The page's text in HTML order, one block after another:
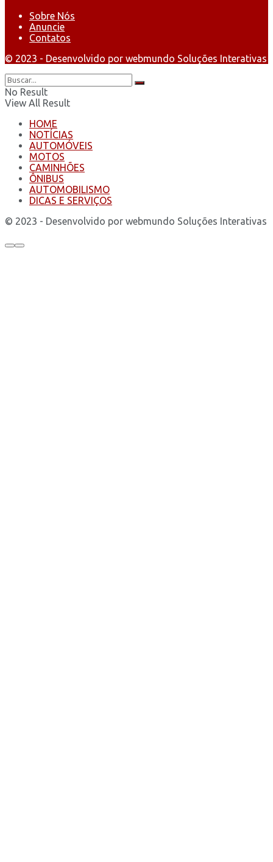
Sobre Nós
Anuncie
Contatos
© 2023 - Desenvolvido por webmundo Soluções Interativas
No Result
View All Result
HOME
NOTÍCIAS
AUTOMÓVEIS
MOTOS
CAMINHÕES
ÔNIBUS
AUTOMOBILISMO
DICAS E SERVIÇOS
© 2023 - Desenvolvido por webmundo Soluções Interativas